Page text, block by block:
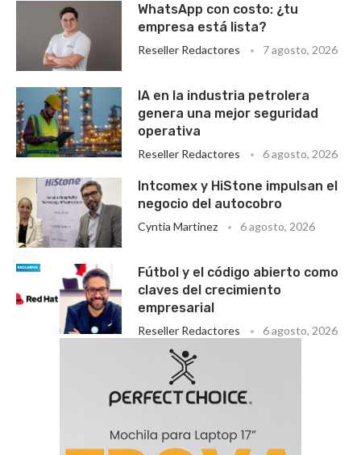
WhatsApp con costo: ¿tu
empresa está lista?
Reseller Redactores 7 agosto, 2026
IA en la industria petrolera
genera una mejor seguridad
operativa
Reseller Redactores 6 agosto, 2026
Intcomex y HiStone impulsan el
negocio del autocobro
Cyntia Martinez 6 agosto, 2026
Fútbol y el código abierto como
claves del crecimiento
empresarial
Reseller Redactores 6 agosto, 2026